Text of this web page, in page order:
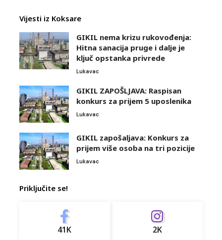
Vijesti iz Koksare
GIKIL nema krizu rukovođenja:
Hitna sanacija pruge i dalje je
ključ opstanka privrede
Lukavac
GIKIL ZAPOŠLJAVA: Raspisan
konkurs za prijem 5 uposlenika
Lukavac
GIKIL zapošaljava: Konkurs za
prijem više osoba na tri pozicije
Lukavac
Priključite se!
41K 2K